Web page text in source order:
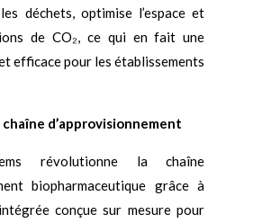
déchets, optimise l’espace et
de CO₂, ce qui en fait une
efficace pour les établissements
d’approvisionnement
révolutionne la chaîne
biopharmaceutique grâce à
conçue sur mesure pour